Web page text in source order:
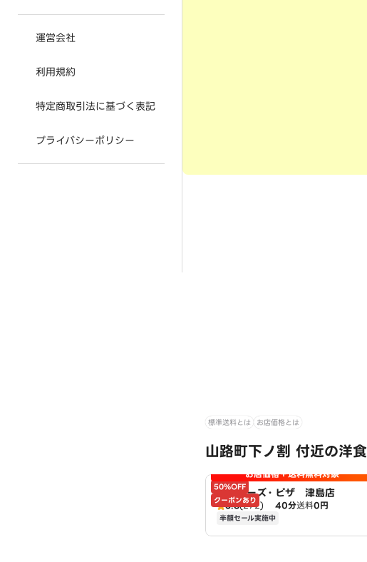
運営会社
利用規約
特定商取引法に基づく表記
プライバシーポリシー
標準送料とは お店価格とは
山路町下ノ割 付近の洋食
50%OFF
クーポンあり
お店価格＋送料無料対象
アオキーズ・ピザ 津島店
3.8(272) 40分送料0円
半額セール実施中